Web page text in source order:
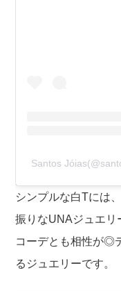
Santos
シンプルな白Tには
振りなUNAジュエリ
コーデとも相性が◎
るジュエリーです。